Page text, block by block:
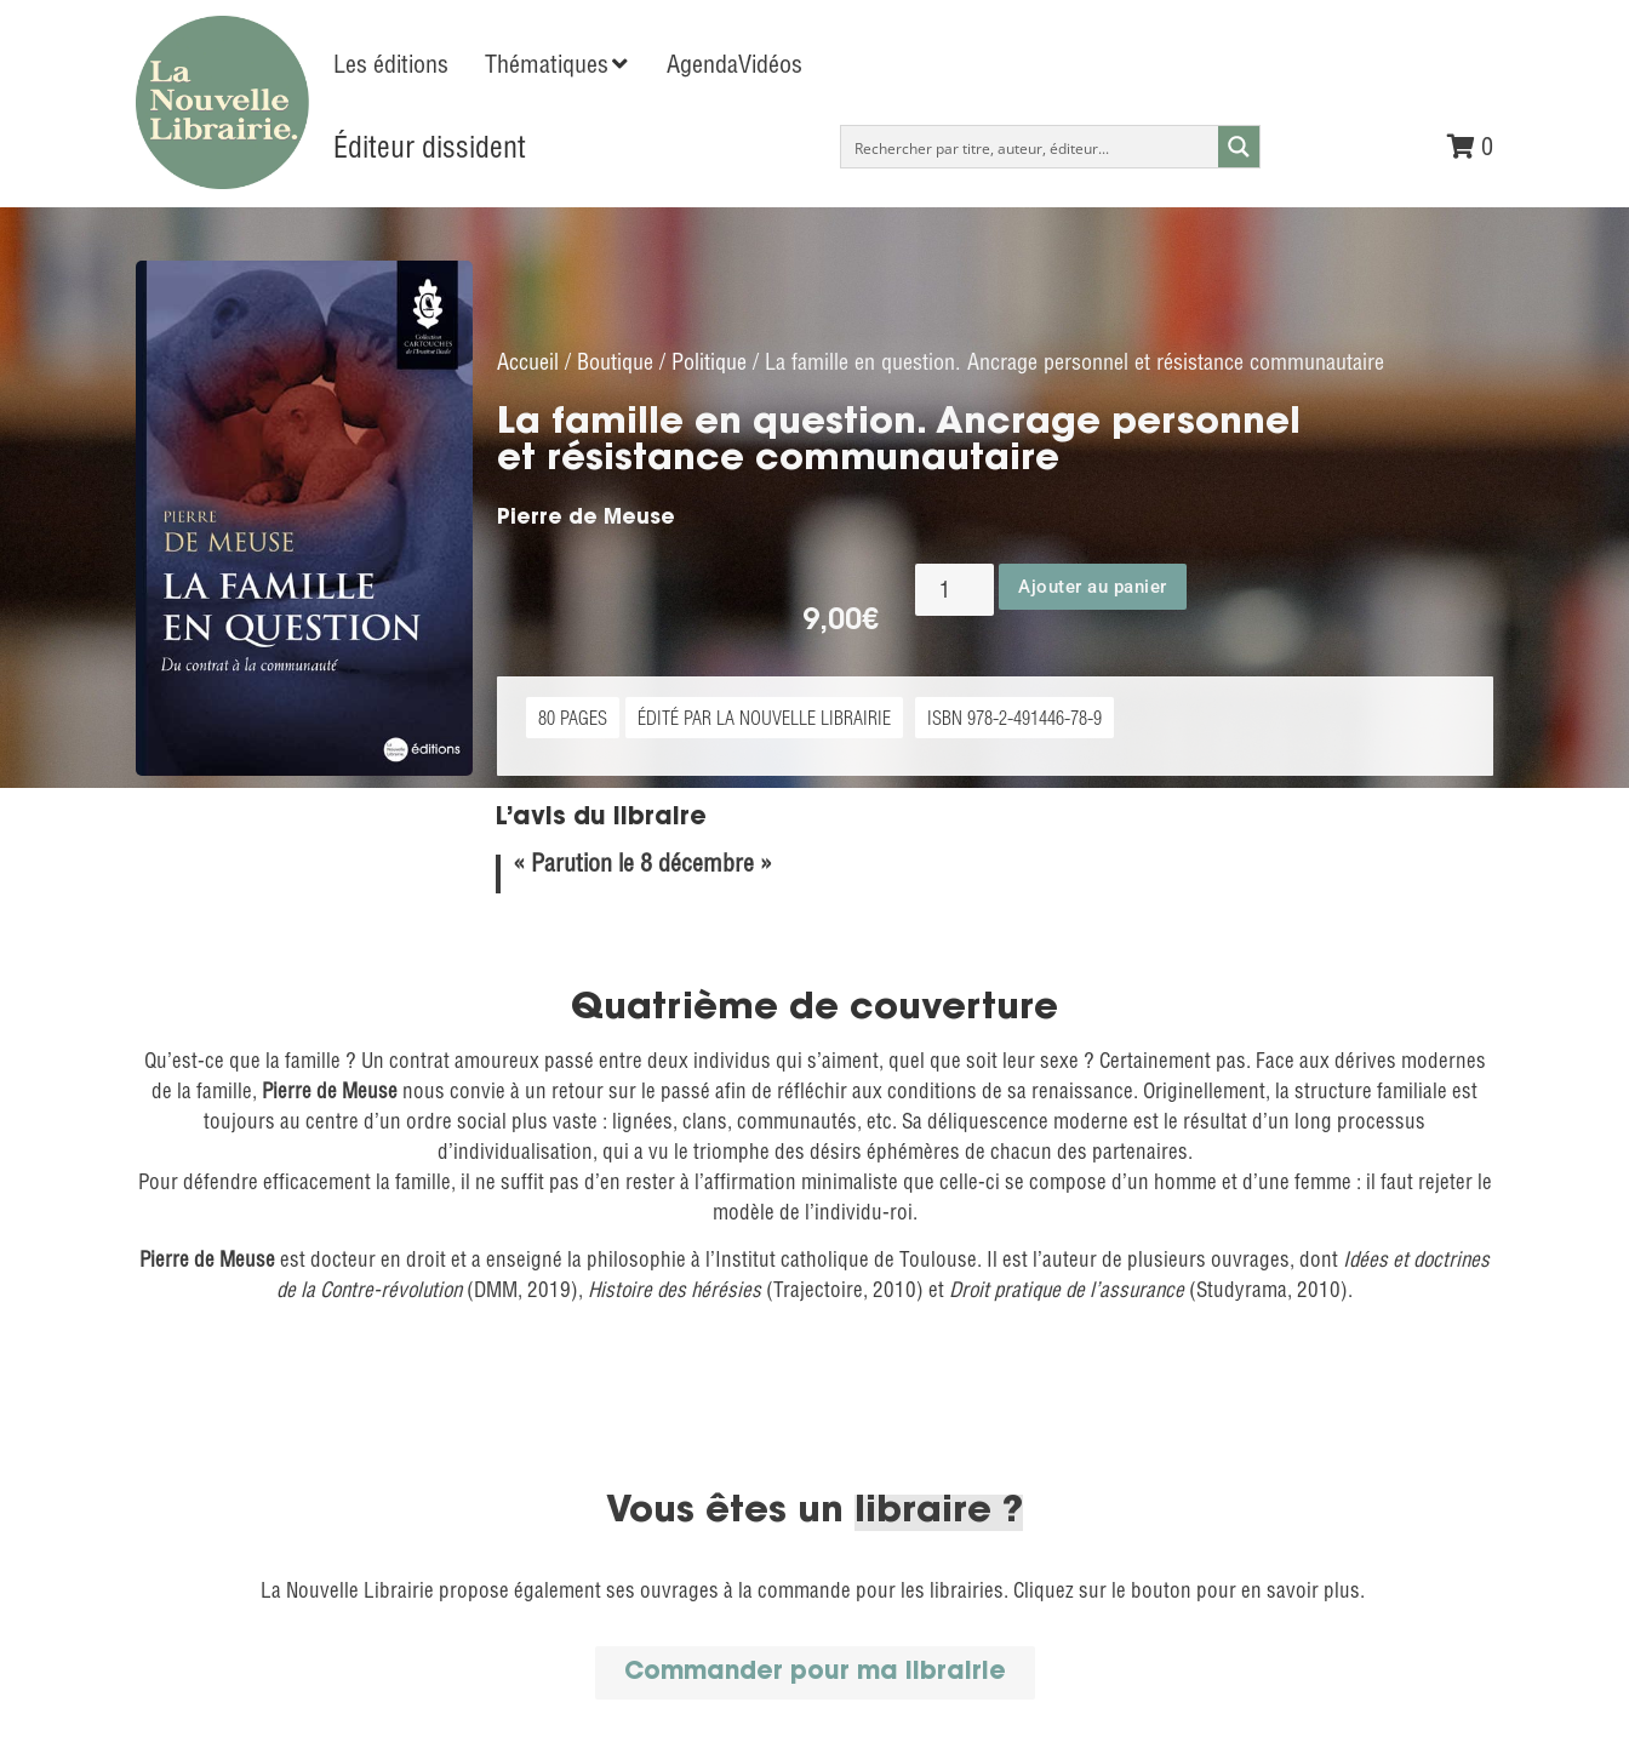
Les éditions Thématiques AgendaVidéos
Éditeur dissident 0
Accueil / Boutique / Politique / La famille en question. Ancrage personnel et résistance communautaire
La famille en question. Ancrage personnel
et résistance communautaire
Pierre de Meuse
9,00€
Ajouter au panier
80 PAGES ÉDITÉ PAR LA NOUVELLE LIBRAIRIE ISBN 978-2-491446-78-9
L’avis du libraire
« Parution le 8 décembre »
Quatrième de couverture
Qu’est-ce que la famille ? Un contrat amoureux passé entre deux individus qui s’aiment, quel que soit leur sexe ? Certainement pas. Face aux dérives modernes
de la famille, Pierre de Meuse nous convie à un retour sur le passé afin de réfléchir aux conditions de sa renaissance. Originellement, la structure familiale est
toujours au centre d’un ordre social plus vaste : lignées, clans, communautés, etc. Sa déliquescence moderne est le résultat d’un long processus
d’individualisation, qui a vu le triomphe des désirs éphémères de chacun des partenaires.
Pour défendre efficacement la famille, il ne suffit pas d’en rester à l’affirmation minimaliste que celle-ci se compose d’un homme et d’une femme : il faut rejeter le
modèle de l’individu-roi.
Pierre de Meuseest docteur en droit et a enseigné la philosophie à l’Institut catholique de Toulouse. Il est l’auteur de plusieurs ouvrages, dont Idées et doctrines
de la Contre-révolution(DMM, 2019), Histoire des hérésies(Trajectoire, 2010) et Droit pratique de l’assurance(Studyrama, 2010).
Vous êtes un libraire ?
La Nouvelle Librairie propose également ses ouvrages à la commande pour les librairies. Cliquez sur le bouton pour en savoir plus.
Commander pour ma librairie